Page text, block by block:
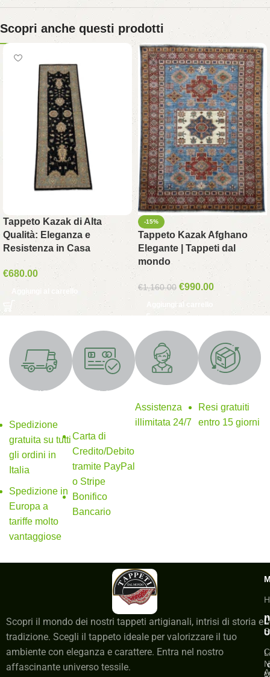
Scopri anche questi prodotti
Tappeto Kazak di Alta
Qualità: Eleganza e
Resistenza in Casa
€680.00
Aggiungi al carrello
-15%
Tappeto Kazak Afghano
Elegante | Tappeti dal
mondo
€1,160.00 €990.00
Aggiungi al carrello
SPEDIZIONE
Spedizione
gratuita su tutti
gli ordini in
Italia
Spedizione in
Europa a
tariffe molto
vantaggiose
Metodi di
Carta di
Credito/Debito
tramite PayPal
o Stripe
Bonifico
Bancario
Supporto 24/7
Assistenza
illimitata 24/7
Resi gratuiti
Resi gratuiti
entro 15 giorni
Scopri il mondo dei nostri tappeti artigianali, intrisi di storia e
tradizione. Scegli il tappeto ideale per valorizzare il tuo
ambiente con eleganza e carattere. Entra nel nostro
affascinante universo tessile.